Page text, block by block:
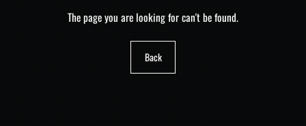
The page you are looking for can't be found.
Back